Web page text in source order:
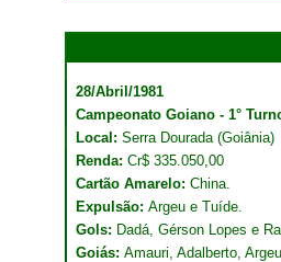
28/Abril/1981
Campeonato Goiano - 1°
Local: Serra Dourada (Goiânia)
Renda: Cr$ 335.050,00
Cartão Amarelo: China.
Expulsão: Argeu e Tuíde.
Gols: Dadá, Gérson Lopes e
Goiás: Amauri, Adalberto,